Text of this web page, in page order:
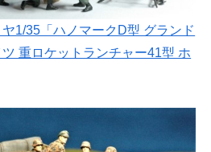
ヤ1/35「ハノマークD型 グランド
重ロケットランチャー41型 ホ